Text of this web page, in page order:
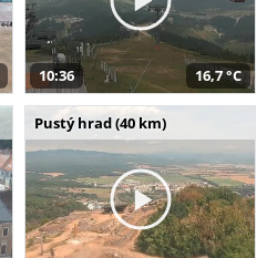
10:36 16,7 °C
Pustý hrad (40 km)